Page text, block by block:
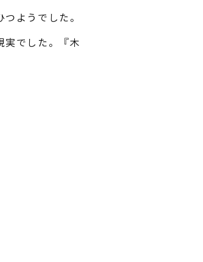
ようでした。
実でした。『木